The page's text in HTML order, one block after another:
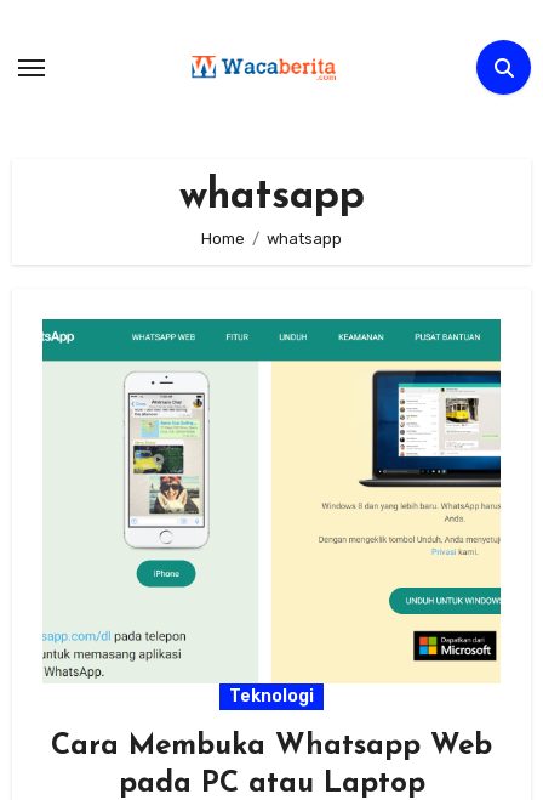
content
whatsapp
Home whatsapp
Teknologi
Cara Membuka Whatsapp Web
pada PC atau Laptop